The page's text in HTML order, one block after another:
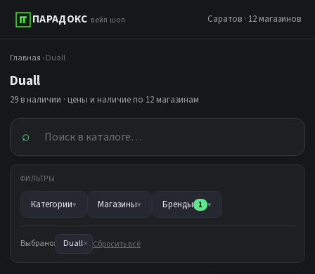
ПАРАДОКС вейп шоп Саратов · 12 магазинов
Главная › Duall
Duall
29 в наличии · цены и наличие по 12 магазинам
⌕
ФИЛЬТРЫ
Категории▾ Магазины▾ Бренды 1 ▾
Выбрано: Duall× Сбросить всё